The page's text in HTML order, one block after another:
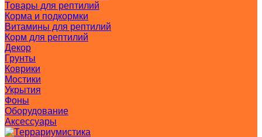
Товары для рептилий
Корма и подкормки
Витамины для рептилий
Корм для рептилий
Декор
Грунты
Коврики
Мостики
Укрытия
Фоны
Оборудование
Аксессуары